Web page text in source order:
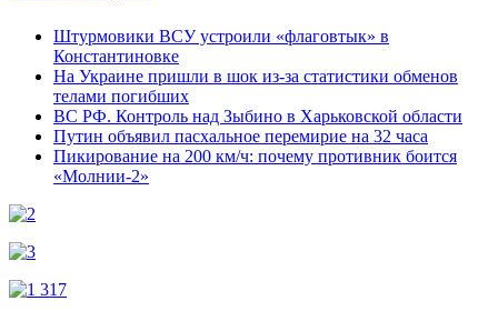
Штурмовики ВСУ устроили «флаговтык» в
Константиновке
На Украине пришли в шок из-за статистики обменов
телами погибших
ВС РФ. Контроль над Зыбино в Харьковской области
Путин объявил пасхальное перемирие на 32 часа
Пикирование на 200 км/ч: почему противник боится
«Молнии-2»